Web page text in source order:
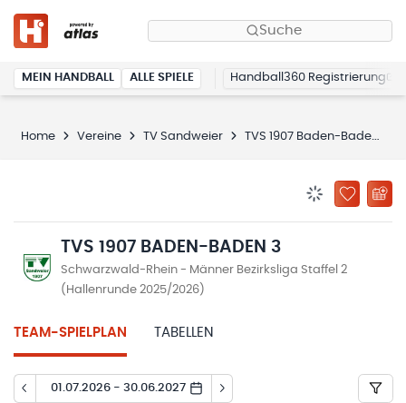
Suche
MEIN HANDBALL ALLE SPIELE Handball360 Registrierung
Home Vereine TV Sandweier TVS 1907 Baden-Baden 3
ZU
TVS 1907 BADEN-BADEN 3
Schwarzwald-Rhein - Männer Bezirksliga Staffel 2
(Hallenrunde 2025/2026)
TEAM-SPIELPLAN TABELLEN
01.07.2026 - 30.06.2027